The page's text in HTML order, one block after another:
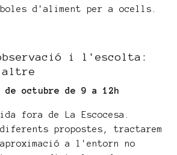
boles d'aliment per a ocells.
i l'escolta:
altre
de octubre de 9 a 12h
fora de La Escocesa.
propostes, tractarem
a l'entorn no